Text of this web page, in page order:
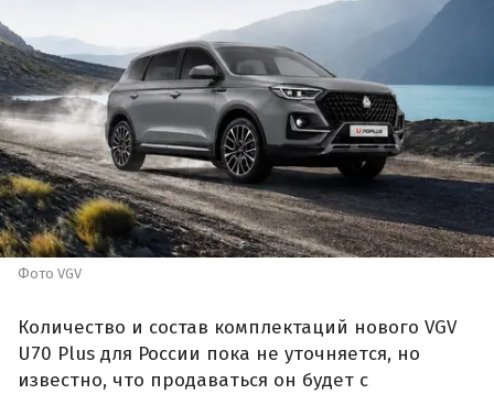
Фото VGV
Количество и состав комплектаций нового VGV
U70 Plus для России пока не уточняется, но
известно, что продаваться он будет с